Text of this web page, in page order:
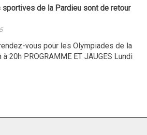
sportives de la Pardieu sont de retour
vous pour les Olympiades de la
20h PROGRAMME ET JAUGES Lundi